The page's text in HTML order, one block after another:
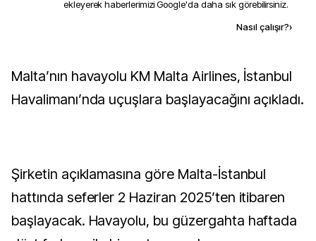
ekleyerek haberlerimizi Google'da daha sık görebilirsiniz.
Nasıl çalışır?›
Malta’nın havayolu KM Malta Airlines, İstanbul
Havalimanı’nda uçuşlara başlayacağını açıkladı.
Şirketin açıklamasına göre Malta-İstanbul
hattında seferler 2 Haziran 2025’ten itibaren
başlayacak. Havayolu, bu güzergahta haftada